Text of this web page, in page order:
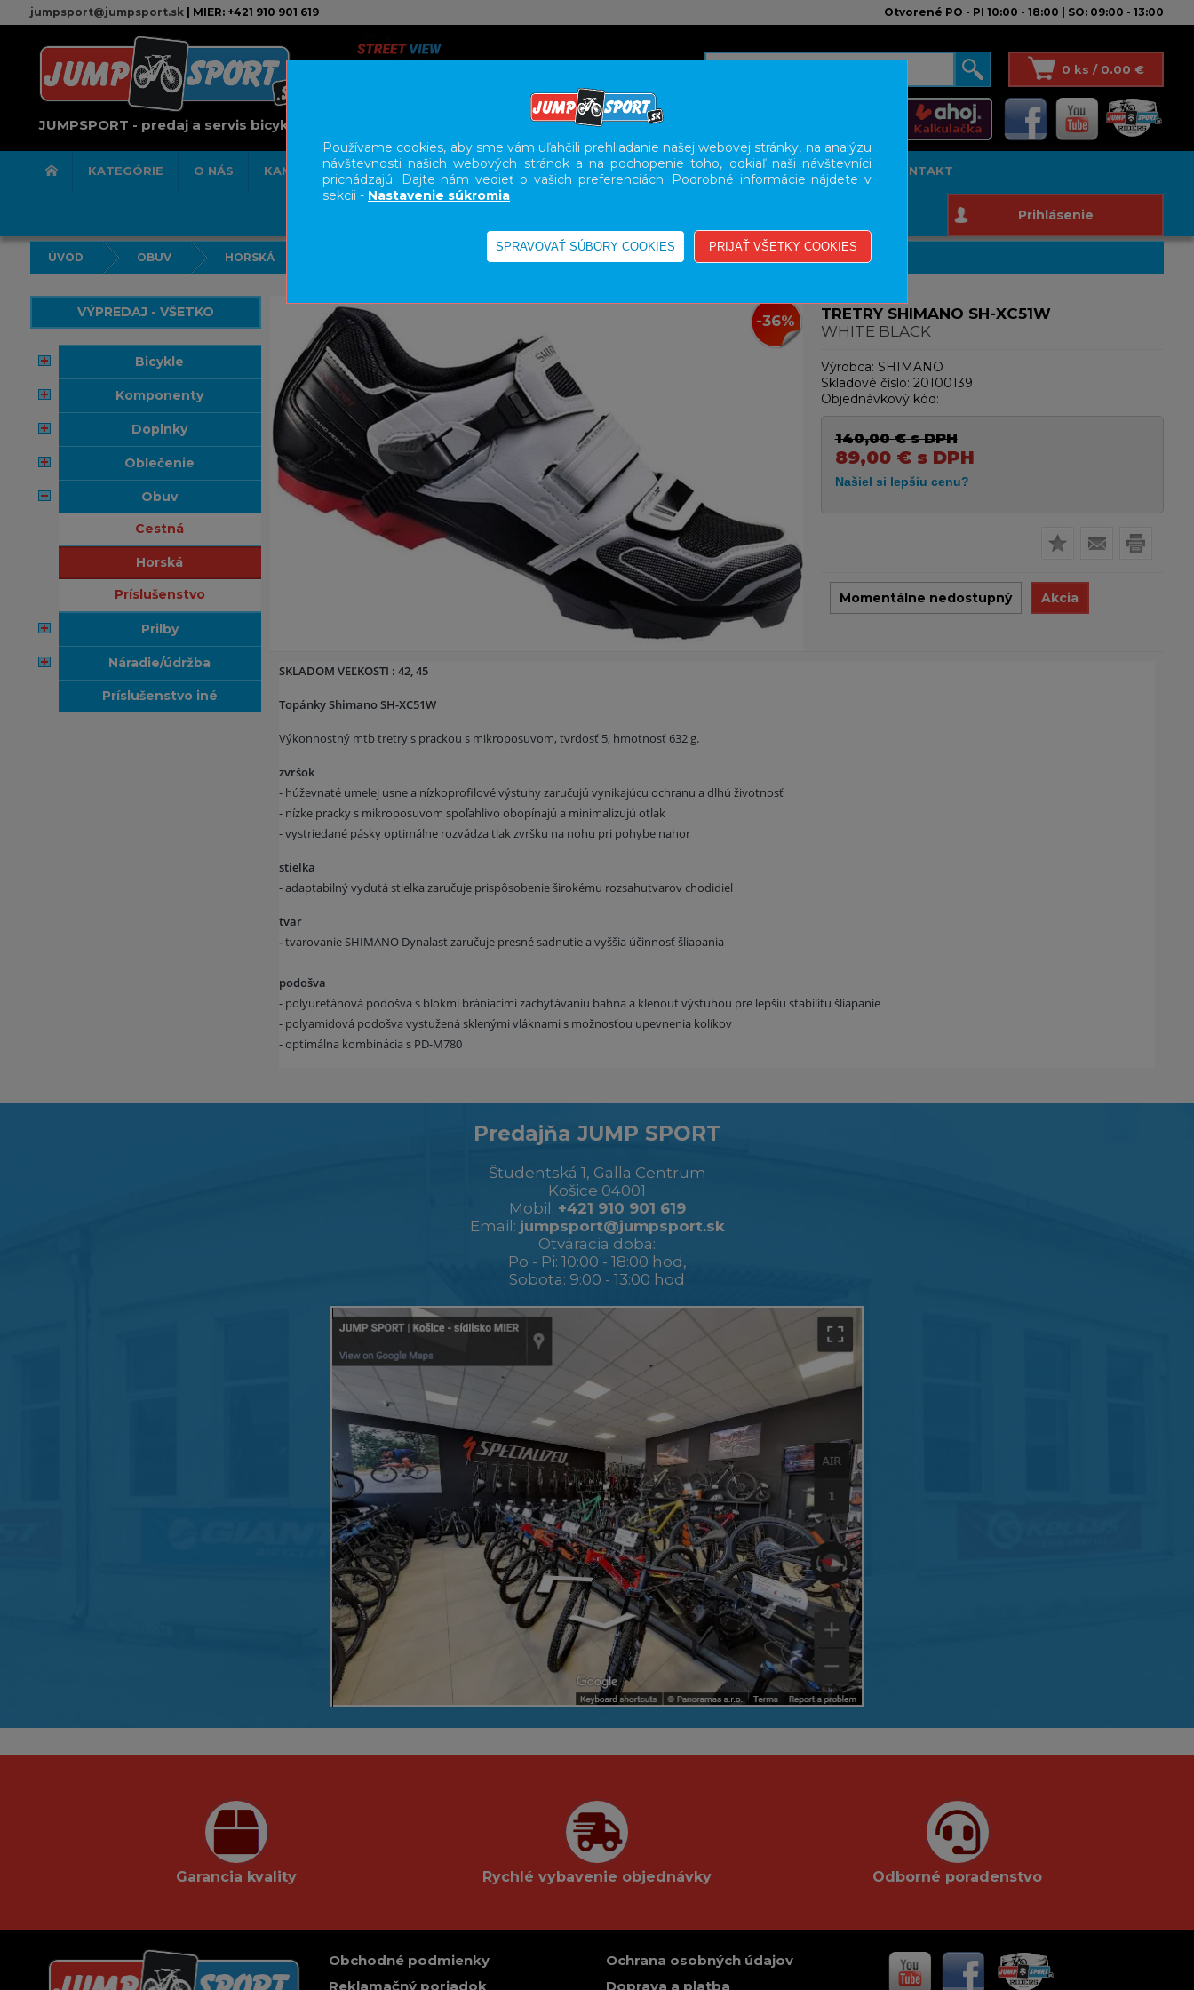
jumpsport@jumpsport.sk| MIER: +421 910 901 619 Otvorené PO - PI 10:00 - 18:00 | SO: 09:00 - 13:00
JUMPSPORT - predaj a servis bicyklov
0 ks / 0.00 €
KATEGÓRIE O NÁS KAMENNÁ PREDAJNA SERVIS SLUŽBY KARIÉRA BODY GEOMETRY FIT STUDIO KONTAKT
Prihlásenie
ÚVOD OBUV HORSKÁ
VÝPREDAJ - VŠETKO
bicykle
komponenty
doplnky
oblečenie
obuv
cestná
horská
príslušenstvo
prilby
náradie/údržba
príslušenstvo iné
-36%
TRETRY SHIMANO SH-XC51W
WHITE BLACK
Výrobca: SHIMANO
Skladové číslo: 20100139
Objednávkový kód:
140,00 €s DPH
89,00 €s DPH
Momentálne nedostupný Akcia
SKLADOM VEĽKOSTI : 42, 45
Topánky Shimano SH-XC51W
Výkonnostný mtb tretry s prackou s mikroposuvom, tvrdosť 5, hmotnosť 632 g.
zvršok
- húževnaté umelej usne a nízkoprofilové výstuhy zaručujú vynikajúcu ochranu a dlhú životnosť
- nízke pracky s mikroposuvom spoľahlivo obopínajú a minimalizujú otlak
- vystriedané pásky optimálne rozvádza tlak zvršku na nohu pri pohybe nahor
stielka
- adaptabilný vydutá stielka zaručuje prispôsobenie širokému rozsahutvarov chodidiel
tvar
-tvarovanie SHIMANO Dynalast zaručuje presné sadnutie a vyššia účinnosť šliapania
podošva
- polyuretánová podošva s blokmi brániacimi zachytávaniu bahna a klenout výstuhou pre lepšiu stabilitu šliapanie
- polyamidová podošva vystužená sklenými vláknami s možnosťou upevnenia kolíkov
- optimálna kombinácia s PD-M780
Predajňa JUMP SPORT
Študentská 1, Galla Centrum
Košice 04001
Mobil: +421 910 901 619
Email: jumpsport@jumpsport.sk
Otváracia doba:
Po - Pi: 10:00 - 18:00 hod,
Sobota: 9:00 - 13:00 hod
Garancia kvality Rychlé vybavenie objednávky Odborné poradenstvo
Obchodné podmienky
Reklamačný poriadok
Ochrana osobných údajov
Doprava a platba
Používame cookies, aby sme vám uľahčili prehliadanie našej webovej stránky, na analýzu
návštevnosti našich webových stránok a na pochopenie toho, odkiaľ naši návštevníci
prichádzajú. Dajte nám vedieť o vašich preferenciách. Podrobné informácie nájdete v
sekcii - Nastavenie súkromia